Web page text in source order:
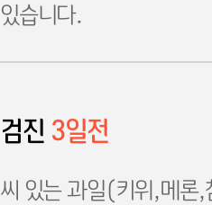
있습니다.
검진 3일전
씨 있는 과일(키위,메론